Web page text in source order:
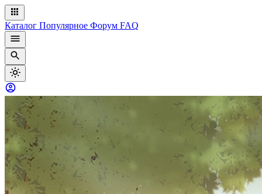
Каталог Популярное Форум FAQ